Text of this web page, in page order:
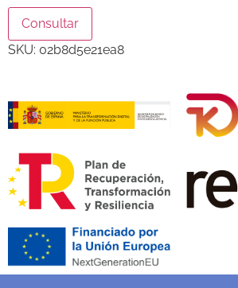
Consultar
SKU: 02b8d5e21ea8